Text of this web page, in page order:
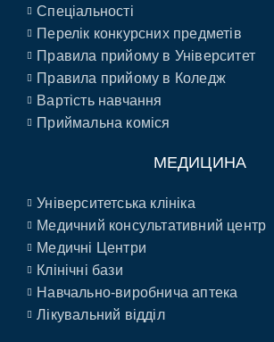
Спеціальності
Перелік конкурсних предметів
Правила прийому в Університет
Правила прийому в Коледж
Вартість навчання
Приймальна коміся
МЕДИЦИНА
Університетська клініка
Медичний консультативний центр
Медичні Центри
Клінічні бази
Навчально-виробнича аптека
Лікувальний відділ